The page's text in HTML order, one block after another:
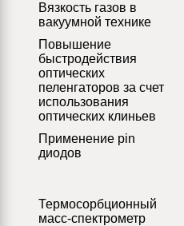
Вязкость газов в
вакуумной технике
Повышение
быстродействия
оптических
пеленгаторов за счет
использования
оптических клиньев
Применение pin
диодов
Термосорбционный
масс-спектрометр